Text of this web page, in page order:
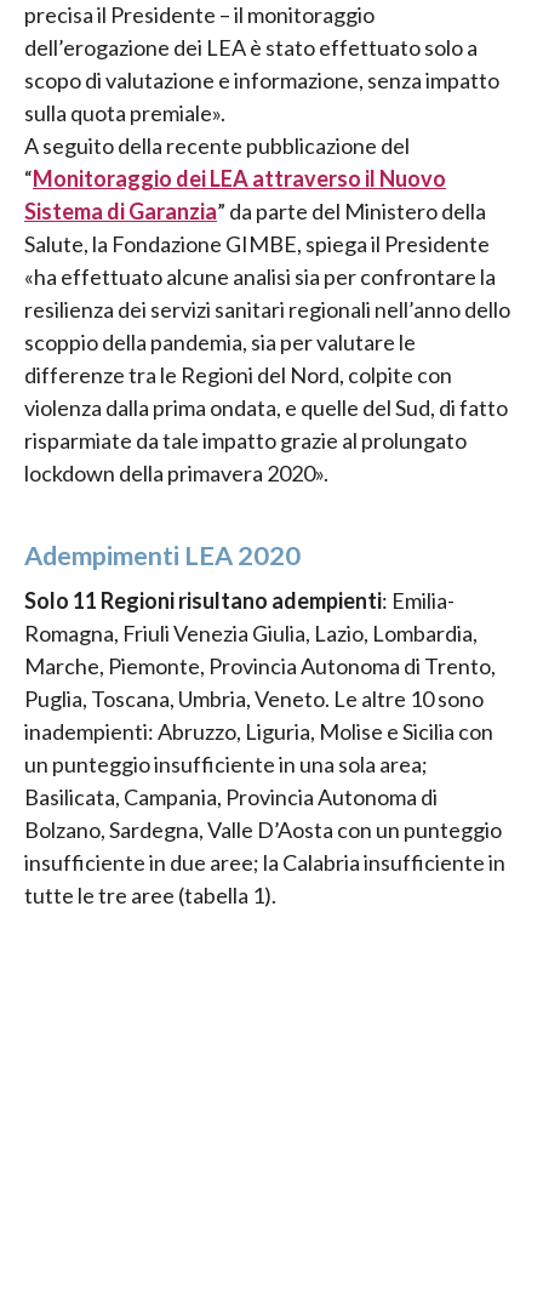
precisa il Presidente – il monitoraggio
dell’erogazione dei LEA è stato effettuato solo a
scopo di valutazione e informazione, senza impatto
sulla quota premiale».
A seguito della recente pubblicazione del
“Monitoraggio dei LEA attraverso il Nuovo
Sistema di Garanzia” da parte del Ministero della
Salute, la Fondazione GIMBE, spiega il Presidente
«ha effettuato alcune analisi sia per confrontare la
resilienza dei servizi sanitari regionali nell’anno dello
scoppio della pandemia, sia per valutare le
differenze tra le Regioni del Nord, colpite con
violenza dalla prima ondata, e quelle del Sud, di fatto
risparmiate da tale impatto grazie al prolungato
lockdown della primavera 2020».
Adempimenti LEA 2020
Solo 11 Regioni risultano adempienti: Emilia-
Romagna, Friuli Venezia Giulia, Lazio, Lombardia,
Marche, Piemonte, Provincia Autonoma di Trento,
Puglia, Toscana, Umbria, Veneto. Le altre 10 sono
inadempienti: Abruzzo, Liguria, Molise e Sicilia con
un punteggio insufficiente in una sola area;
Basilicata, Campania, Provincia Autonoma di
Bolzano, Sardegna, Valle D’Aosta con un punteggio
insufficiente in due aree; la Calabria insufficiente in
tutte le tre aree (tabella 1).